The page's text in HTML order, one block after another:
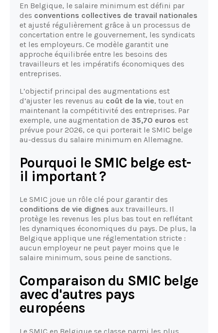
En Belgique, le salaire minimum est défini par
des conventions collectives de travail nationales
et ajusté régulièrement grâce à un processus de
concertation entre le gouvernement, les syndicats
et les employeurs. Ce modèle garantit une
approche équilibrée entre les besoins des
travailleurs et les impératifs économiques des
entreprises.
L’objectif principal des augmentations est
d’ajuster les revenus au coût de la vie, tout en
maintenant la compétitivité des entreprises. Par
exemple, une augmentation de 35,70 euros est
prévue pour 2026, ce qui porterait le SMIC belge
au-dessus du salaire minimum en Allemagne.
Pourquoi le SMIC belge est-
il important ?
Le SMIC joue un rôle clé pour garantir des
conditions de vie dignes aux travailleurs. Il
protège les revenus les plus bas tout en reflétant
les dynamiques économiques du pays. De plus, la
Belgique applique une réglementation stricte :
aucun employeur ne peut payer moins que le
salaire minimum, sous peine de sanctions.
Comparaison du SMIC belge
avec d'autres pays
européens